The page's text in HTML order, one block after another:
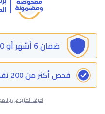
ضمان 6 أشهر أو 10 آلاف كم قابل للترقية
فحص أكثر من 200 نقطة
اعرف المزيد عن